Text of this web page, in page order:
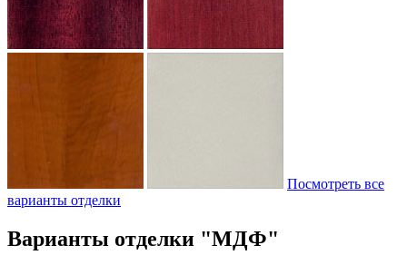
Посмотреть все
варианты отделки
Варианты отделки "МДФ"